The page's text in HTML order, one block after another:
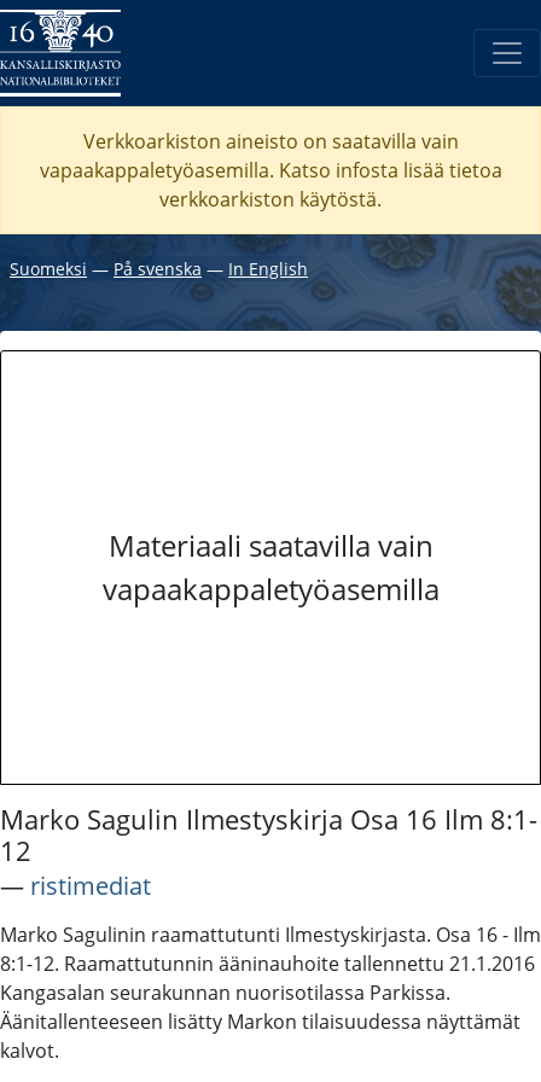
Verkkoarkiston aineisto on saatavilla vain
vapaakappaletyöasemilla. Katso infosta lisää tietoa
verkkoarkiston käytöstä.
Suomeksi ― På svenska ― In English
Materiaali saatavilla vain
vapaakappaletyöasemilla
Marko Sagulin Ilmestyskirja Osa 16 Ilm 8:1-
12
― ristimediat
Marko Sagulinin raamattutunti Ilmestyskirjasta. Osa 16 - Ilm
8:1-12. Raamattutunnin ääninauhoite tallennettu 21.1.2016
Kangasalan seurakunnan nuorisotilassa Parkissa.
Äänitallenteeseen lisätty Markon tilaisuudessa näyttämät
kalvot.